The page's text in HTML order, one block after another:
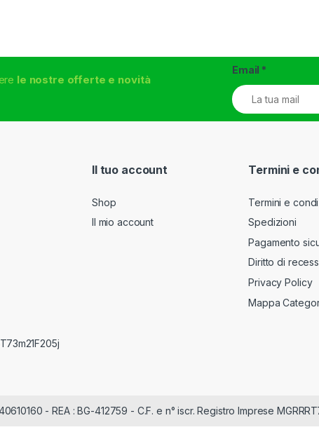
le nostre offerte e novità
Email *
Il tuo account
Shop
Il mio account
Termini e
Termini e
Spedizioni
Pagamento
Diritto di
Privacy Policy
Mappa
- REA : BG-412759 - C.F. e n° iscr. Registro Imprese